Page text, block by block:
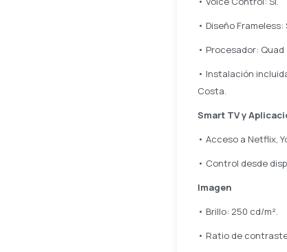
• Diseño
• Procesador: Quad
• Instalación
Costa.
Smart TV y
• Acceso a Netflix,
• Control desde
Imagen
• Brillo: 250 cd/m².
• Ratio de